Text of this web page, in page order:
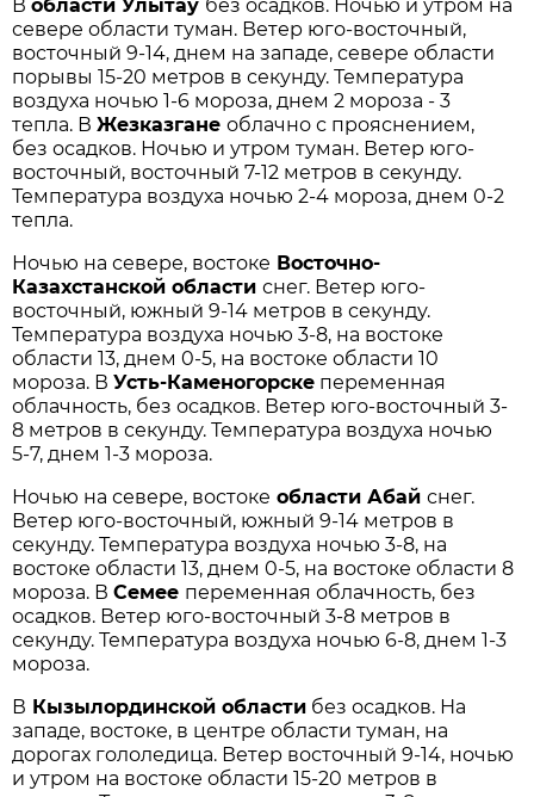
Вобласти Улытау без осадков. Ночью и утром на
севере области туман. Ветер юго-восточный,
восточный 9-14, днем на западе, севере области
порывы 15-20 метров в секунду. Температура
воздуха ночью 1-6 мороза, днем 2 мороза - 3
тепла. ВЖезказганеоблачно с прояснением,
без осадков. Ночью и утром туман. Ветер юго-
восточный, восточный 7-12 метров в секунду.
Температура воздуха ночью 2-4 мороза, днем 0-2
тепла.
Ночью на севере, востоке Восточно-
Казахстанской областиснег. Ветер юго-
восточный, южный 9-14 метров в секунду.
Температура воздуха ночью 3-8, на востоке
области 13, днем 0-5, на востоке области 10
мороза. ВУсть-Каменогорске переменная
облачность, без осадков. Ветер юго-восточный 3-
8 метров в секунду. Температура воздуха ночью
5-7, днем 1-3 мороза.
Ночью на севере, востоке области Абайснег.
Ветер юго-восточный, южный 9-14 метров в
секунду. Температура воздуха ночью 3-8, на
востоке области 13, днем 0-5, на востоке области 8
мороза. ВСемее переменная облачность, без
осадков. Ветер юго-восточный 3-8 метров в
секунду. Температура воздуха ночью 6-8, днем 1-3
мороза.
В Кызылординской области без осадков. На
западе, востоке, в центре области туман, на
дорогах гололедица. Ветер восточный 9-14, ночью
и утром на востоке области 15-20 метров в